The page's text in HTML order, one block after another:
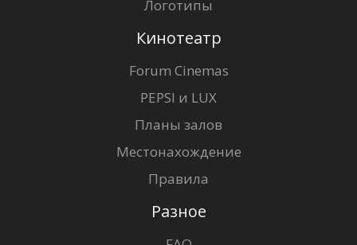
Логотипы
Кинотеатр
Forum Cinemas
PEPSI и LUX
Планы залов
Местонахождение
Правила
Разное